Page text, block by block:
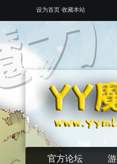
设为首页 收藏本站
官方论坛